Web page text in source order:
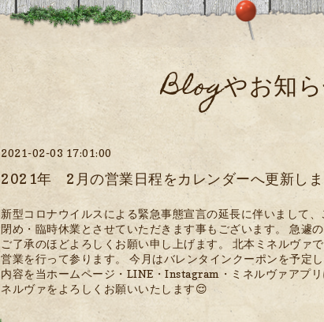
Blogやお知
2021-02-03 17:01:00
2021年 2月の営業日程をカレンダーへ更新しま
新型コロナウイルスによる緊急事態宣言の延長に伴いまして
閉め・臨時休業とさせていただきます事もございます。 急遽
ご了承のほどよろしくお願い申し上げます。 北本ミネルヴァ
営業を行って参ります。 今月はバレンタインクーポンを予定
内容を当ホームページ・LINE・Instagram・ミネルヴァアプ
ネルヴァをよろしくお願いいたします😌